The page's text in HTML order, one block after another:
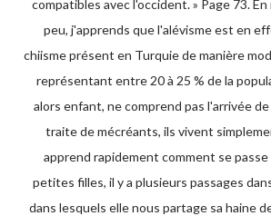
compatibles avec l'occident. » Page 73.
peu, j'apprends que l'alévisme est en
chiisme présent en Turquie de manière
représentant entre 20 à 25 % de la
alors enfant, ne comprend pas l'arrivée
traite de mécréants, ils vivent
apprend rapidement comment se passe
petites filles, il y a plusieurs passages
dans lesquels elle nous partage sa haine